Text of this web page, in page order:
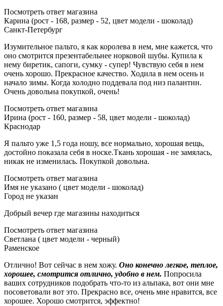
Посмотреть ответ магазина
Карина (рост - 168, размер - 52, цвет модели - шоколад)
Санкт-Петербург
Изумительное пальто, я как королева в нем, мне кажется, что
оно смотрится презентабельнее норковой шубы. Купила к
нему биретик, сапоги, сумку - супер! Чувствую себя в нем
очень хорошо. Прекрасное качество. Ходила в нем осень и
начало зимы. Когда холодно поддевала под низ палантин.
Очень довольна покупкой, очень!
Посмотреть ответ магазина
Ирина (рост - 160, размер - 58, цвет модели - шоколад)
Краснодар
Я пальто уже 1,5 года ношу, все нормально, хорошая вещь,
достойно показала себя в носке.Ткань хорошая - не замялась,
никак не изменилась. Покупкой довольна.
Посмотреть ответ магазина
Имя не указано ( цвет модели - шоколад)
Город не указан
Добрый вечер где магазины находиться
Посмотреть ответ магазина
Светлана ( цвет модели - черный)
Раменское
Отлично! Вот сейчас в нем хожу. Оно конечно легкое, теплое,
хорошее, смотрится отлично, удобно в нем. Попросила
ваших сотрудников подобрать что-то из альпака, вот они мне
посоветовали вот это. Прекрасно все, очень мне нравится, все
хорошее. Хорошо смотрится, эффектно!